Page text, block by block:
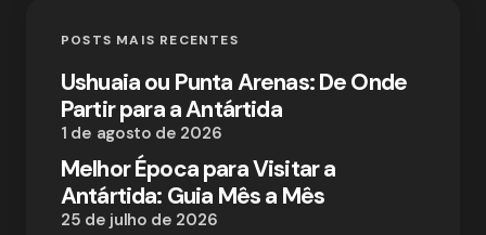
POSTS MAIS RECENTES
Ushuaia ou Punta Arenas: De Onde
Partir para a Antártida
1 de agosto de 2026
Melhor Época para Visitar a
Antártida: Guia Mês a Mês
25 de julho de 2026